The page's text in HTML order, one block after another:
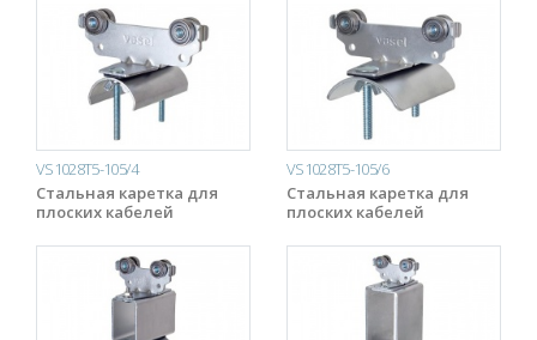
VS1028T5-105/4
Стальная каретка для
плоских кабелей
VS1028T5-105/6
Стальная каретка для
плоских кабелей